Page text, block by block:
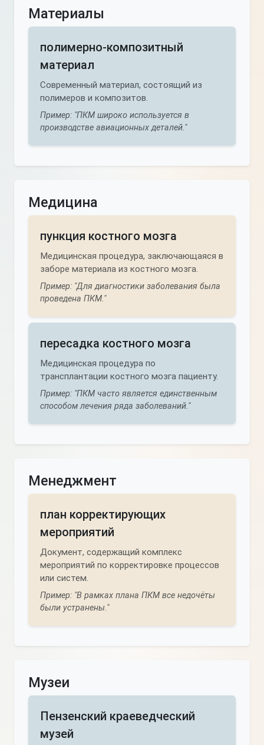
Материалы
полимерно-композитный
материал
Современный материал, состоящий из
полимеров и композитов.
Пример: "ПКМ широко используется в
производстве авиационных деталей."
Медицина
пункция костного мозга
Медицинская процедура, заключающаяся в
заборе материала из костного мозга.
Пример: "Для диагностики заболевания была
проведена ПКМ."
пересадка костного мозга
Медицинская процедура по
трансплантации костного мозга пациенту.
Пример: "ПКМ часто является единственным
способом лечения ряда заболеваний."
Менеджмент
план корректирующих
мероприятий
Документ, содержащий комплекс
мероприятий по корректировке процессов
или систем.
Пример: "В рамках плана ПКМ все недочёты
были устранены."
Музеи
Пензенский краеведческий
музей